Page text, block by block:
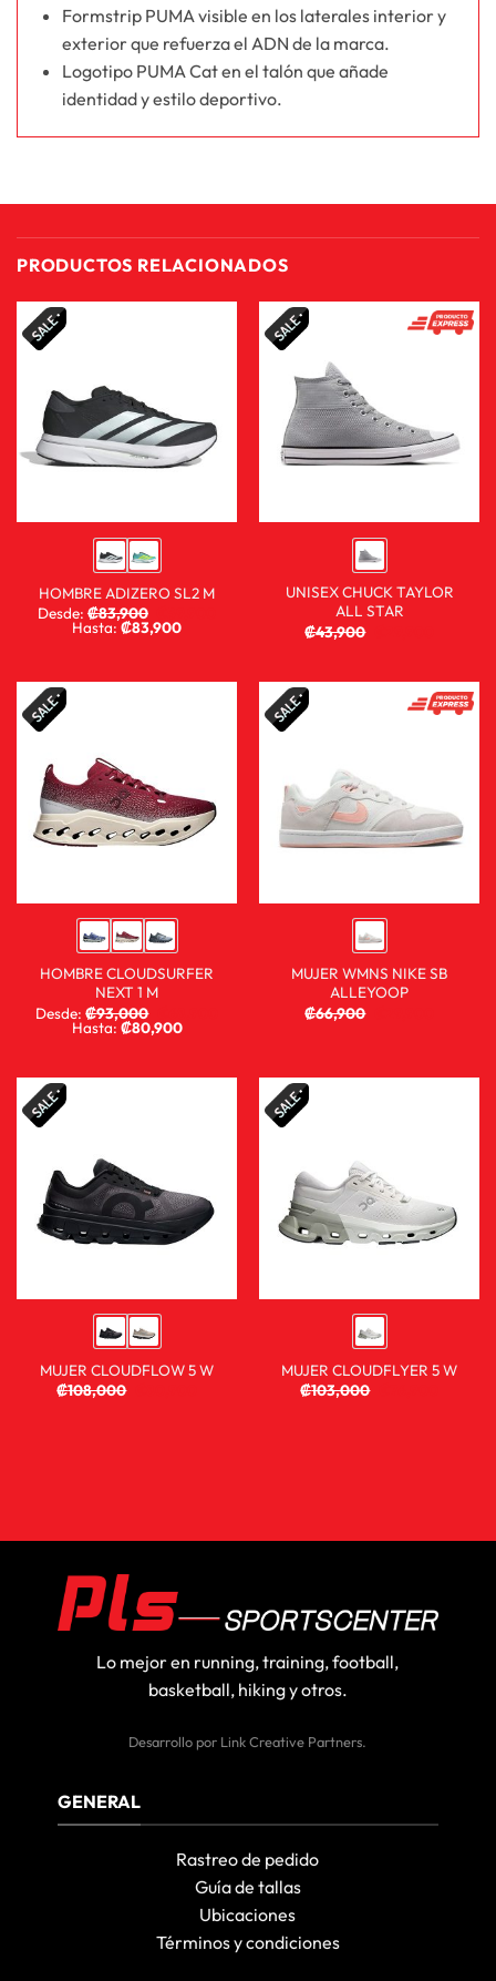
Formstrip PUMA visible en los laterales interior y
exterior que refuerza el ADN de la marca.
Logotipo PUMA Cat en el talón que añade
identidad y estilo deportivo.
PRODUCTOS RELACIONADOS
HOMBRE ADIZERO SL2 M
Desde: ₡83,900
Hasta: ₡83,900
UNISEX CHUCK TAYLOR
ALL STAR
₡43,900
HOMBRE CLOUDSURFER
NEXT 1 M
Desde:₡93,000
Hasta:₡80,900
MUJER WMNS NIKE SB
ALLEYOOP
₡66,900
MUJER CLOUDFLOW 5 W
₡108,000
MUJER CLOUDFLYER 5 W
₡103,000
Lo mejor en running, training, football,
basketball, hiking y otros.
Desarrollo por Link Creative Partners.
GENERAL
Rastreo de pedido
Guía de tallas
Ubicaciones
Términos y condiciones